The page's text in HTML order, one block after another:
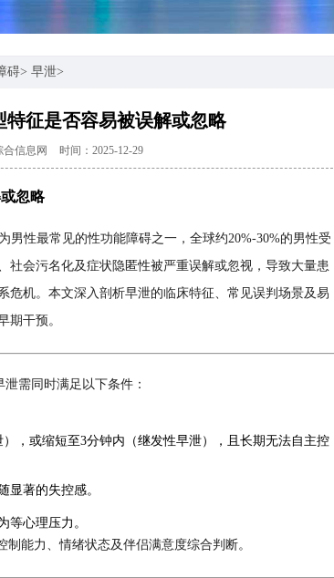
碍> 早泄>
特征是否容易被误解或忽略
合信息网 时间：2025-12-29
忽略
男性最常见的性功能障碍之一，全球约20%-30%的男性受
社会污名化及症状隐匿性被严重误解或忽视，导致大量患
危机。本文深入剖析早泄的临床特征、常见误判场景及易
期干预。
需同时满足以下条件：
，或缩短至3分钟内（继发性早泄），且长期无法自主控
显著的失控感。
等心理压力。
制能力、情绪状态及伴侣满意度综合判断。